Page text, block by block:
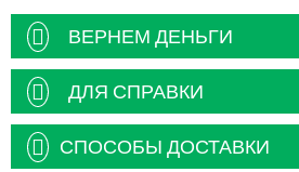
ВЕРНЕМ ДЕНЬГИ
ДЛЯ СПРАВКИ
СПОСОБЫ ДОСТАВКИ